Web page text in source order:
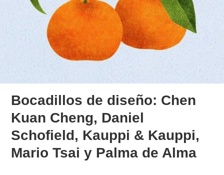
Bocadillos de diseño: Chen
Kuan Cheng, Daniel
Schofield, Kauppi & Kauppi,
Mario Tsai y Palma de Alma